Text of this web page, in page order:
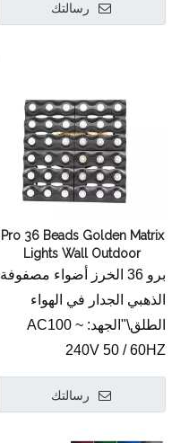
الجهد االكهربى
DMX512، ذاتية الدفع،
RDM، AR-NET
حبات المصباح
المصابيح الصفراء، 576 قطع
0.3W 4-in-1 المصابيح
بحجم
79.7 * 17.8 * 68.7 سم
RGBW خلط القدرة
رسالتك
Pro 36 Beads Golden Matrix
Lights Wall Outdoor
برو 36 الخرز أضواء مصفوفة
الذهبي الجدار في الهواء
الطلق\"الجهد: AC100 ~
240V 50 / 60HZ
السلطة: 130W.
رسالتك